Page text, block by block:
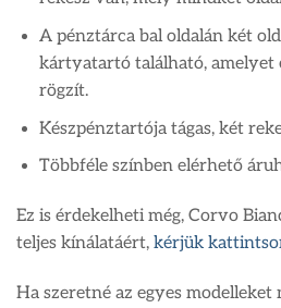
A pénztárca bal oldalán két
kártyatartó található, amelyet
rögzít.
Készpénztartója tágas, két
Többféle színben elérhető
Ez is érdekelheti még, Corvo
teljes kínálatáért, kérjük
Ha szeretné az egyes modelleket